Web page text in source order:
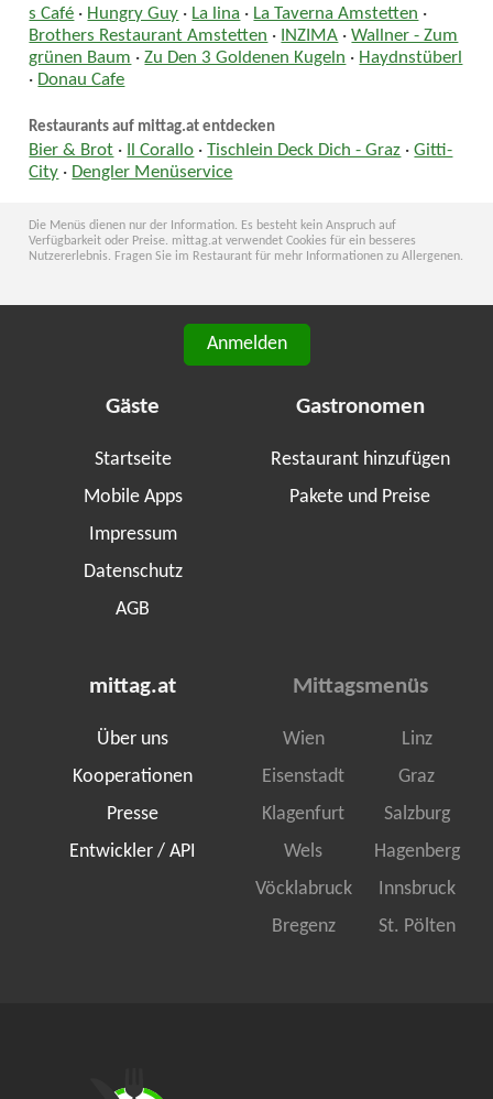
s Café · Hungry Guy · La lina · La Taverna Amstetten ·
Brothers Restaurant Amstetten · INZIMA ·Wallner - Zum
grünen Baum ·Zu Den 3 Goldenen Kugeln · Haydnstüberl
· Donau Cafe
Restaurants auf mittag.at entdecken
Bier & Brot · Il Corallo · Tischlein Deck Dich - Graz ·Gitti-
City · Dengler Menüservice
Die Menüs dienen nur der Information. Es besteht kein Anspruch auf
Verfügbarkeit oder Preise. mittag.at verwendet Cookies für ein besseres
Nutzererlebnis. Fragen Sie im Restaurant für mehr Informationen zu Allergenen.
Anmelden
Gäste
Startseite
Mobile Apps
Impressum
Datenschutz
AGB
Gastronomen
Restaurant hinzufügen
Pakete und Preise
mittag.at
Über uns
Kooperationen
Presse
Entwickler / API
Mittagsmenüs
Wien
Linz
Eisenstadt
Graz
Klagenfurt
Salzburg
Wels
Hagenberg
Vöcklabruck
Innsbruck
Bregenz
St. Pölten